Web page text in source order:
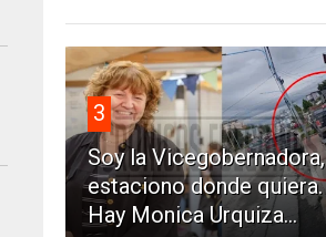
3
Soy la Vicegobernadora,
estaciono donde quiera.
Hay Monica Urquiza...